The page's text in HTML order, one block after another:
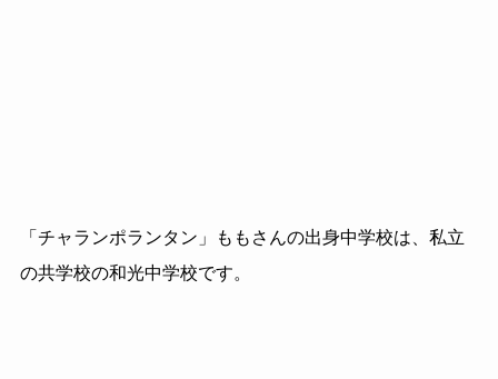
「チャランポランタン」ももさんの出身中学校は、私立
の共学校の和光中学校です。